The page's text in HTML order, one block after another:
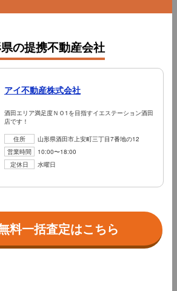
の提携不動産会社
アイ不動産株式会社
酒田エリア満足度ＮＯ1を目指すイエステーション酒田
店です！
住所
山形県酒田市上安町三丁目7番地の12
営業時間
10:00〜18:00
定休日
水曜日
料一括査定はこちら